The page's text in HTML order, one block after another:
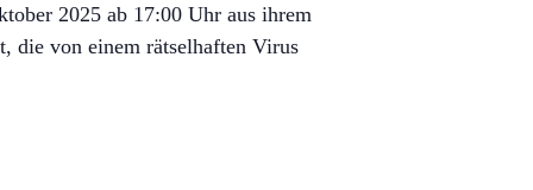
2025 ab 17:00 Uhr aus ihrem
die von einem rätselhaften Virus